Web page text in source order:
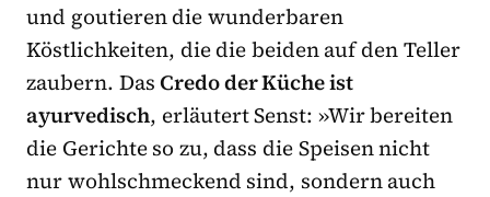
und goutieren die wunderbaren
Köstlichkeiten, die die beiden auf den Teller
zaubern. DasCredo der Küche ist
ayurvedisch, erläutert Senst: »Wir bereiten
die Gerichte so zu, dass die Speisen nicht
nur wohlschmeckend sind, sondern auch